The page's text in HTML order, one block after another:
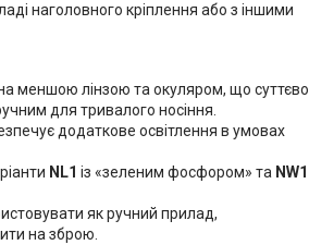
наголовного кріплення або з іншими
меншою лінзою та окуляром, що суттєво
для тривалого носіння.
додаткове освітлення в умовах
NL1 із «зеленим фосфором» та NW1
як ручний прилад,
на зброю.